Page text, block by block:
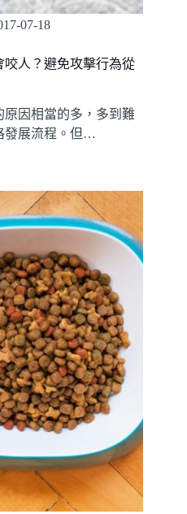
07-18
人？避免攻擊行為從
原因相當的多，多到難
發展流程。但…